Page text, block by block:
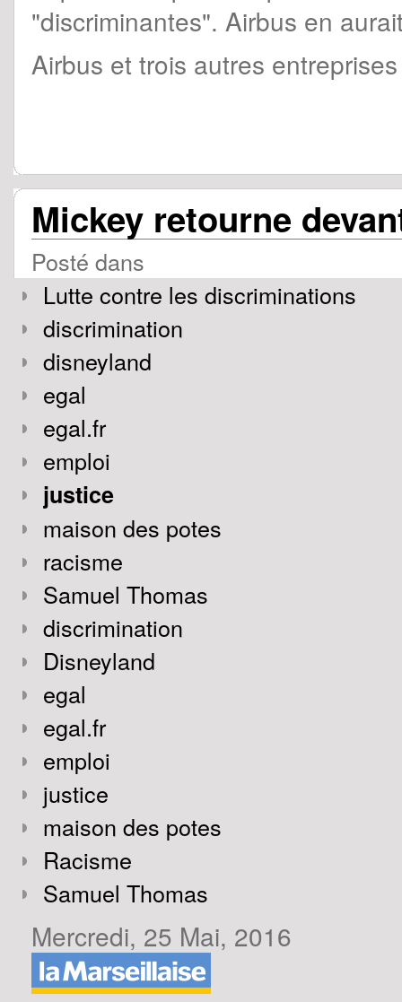
"discriminantes". Airbus en
Airbus et trois autres
Mickey retourne
Posté dans
Lutte contre les discriminations
discrimination
disneyland
egal
egal.fr
emploi
justice
maison des potes
racisme
Samuel Thomas
discrimination
Disneyland
egal
egal.fr
emploi
justice
maison des potes
Racisme
Samuel Thomas
Mercredi, 25 Mai, 2016